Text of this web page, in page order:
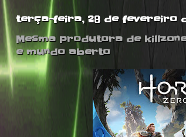
terça-feira, 28 de fevereiro
Mesma produtora de
e mundo aberto